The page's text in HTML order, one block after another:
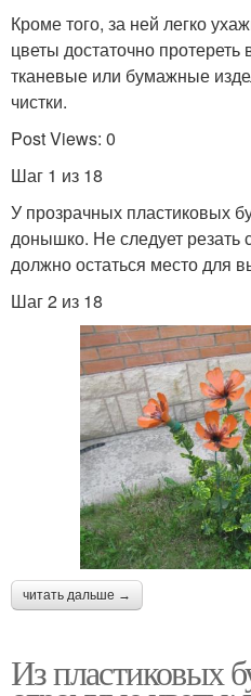
Кроме того, за ней легко
цветы достаточно
тканевые или бумажные
чистки.
Post Views: 0
Шаг 1 из 18
У прозрачных пластиковых
донышко. Не следует резать
должно остаться место для
Шаг 2 из 18
читать дальше →
Из пластиковых